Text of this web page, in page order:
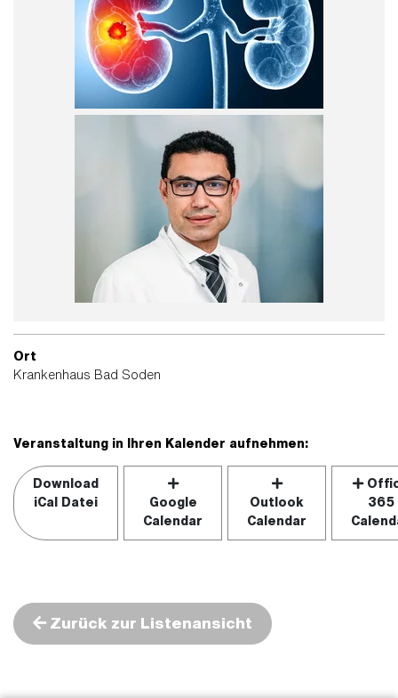
Ort
Krankenhaus Bad Soden
Veranstaltung in Ihren Kalender aufnehmen:
Download
iCal Datei
Google
Calendar
Outlook
Calendar
365
Zurück zur Listenansicht